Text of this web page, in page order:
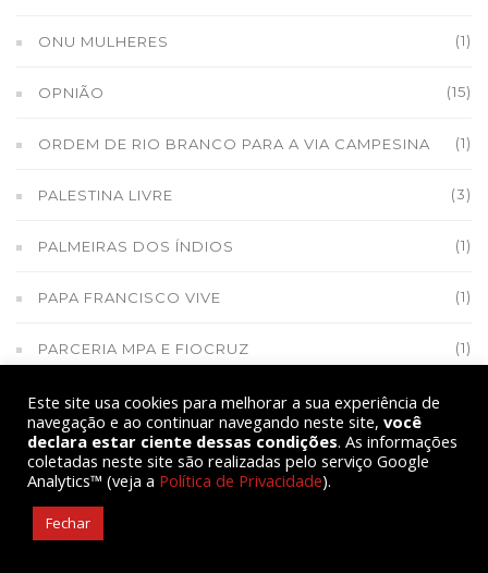
ONU MULHERES (1)
OPNIÃO (15)
ORDEM DE RIO BRANCO PARA A VIA CAMPESINA (1)
PALESTINA LIVRE (3)
PALMEIRAS DOS ÍNDIOS (1)
PAPA FRANCISCO VIVE (1)
PARCERIA MPA E FIOCRUZ (1)
PARTICIPAÇÃO SOCIAL RURAL
PESCADORES (3)
Este site usa cookies para melhorar a sua experiência de
navegação e ao continuar navegando neste site, você
declara estar ciente dessas condições. As informações
coletadas neste site são realizadas pelo serviço Google
Analytics™ (veja a Política de Privacidade).
Fechar